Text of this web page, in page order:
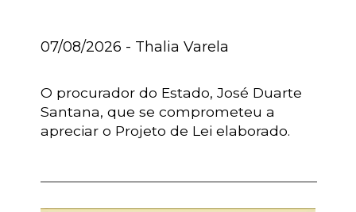
O procurador do Estado, José Duarte
Santana, que se comprometeu a
apreciar o Projeto de Lei elaborado.
07/08/2026 - Thalia Varela